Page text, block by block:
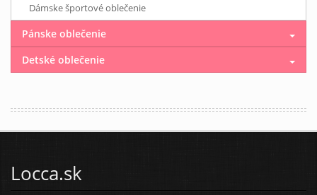
Dámske športové oblečenie
Pánske oblečenie
Detské oblečenie
Locca.sk